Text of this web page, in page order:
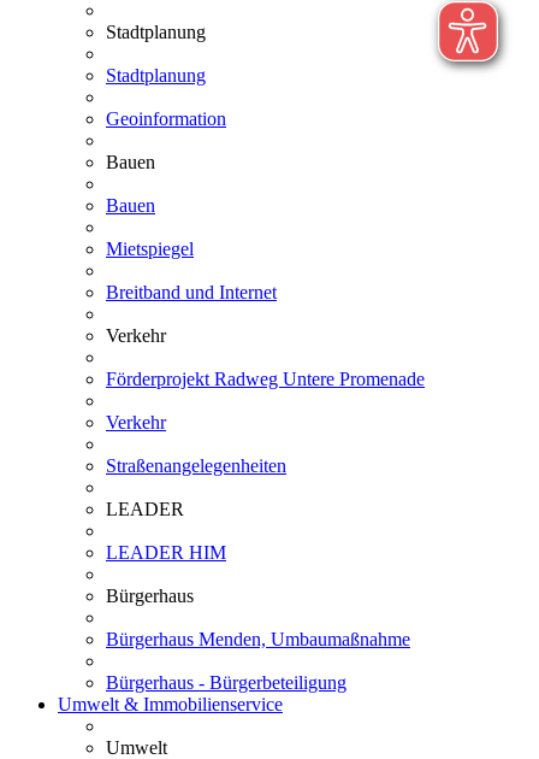
Stadtplanung
Stadtplanung
Geoinformation
Bauen
Bauen
Mietspiegel
Breitband und Internet
Verkehr
Förderprojekt Radweg Untere Promenade
Verkehr
Straßenangelegenheiten
LEADER
LEADER HIM
Bürgerhaus
Bürgerhaus Menden, Umbaumaßnahme
Bürgerhaus - Bürgerbeteiligung
Umwelt & Immobilienservice
Umwelt